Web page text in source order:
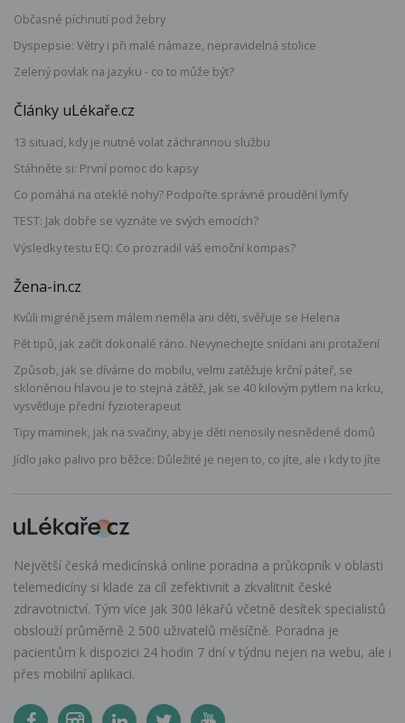
Občasné píchnutí pod žebry
Dyspepsie: Větry i při malé námaze, nepravidelná stolice
Zelený povlak na jazyku - co to může být?
Články uLékaře.cz
13 situací, kdy je nutné volat záchrannou službu
Stáhněte si: První pomoc do kapsy
Co pomáhá na oteklé nohy? Podpořte správné proudění lymfy
TEST: Jak dobře se vyznáte ve svých emocích?
Výsledky testu EQ: Co prozradil váš emoční kompas?
Žena-in.cz
Kvůli migréně jsem málem neměla ani děti, svěřuje se Helena
Pět tipů, jak začít dokonalé ráno. Nevynechejte snídani ani protažení
Způsob, jak se díváme do mobilu, velmi zatěžuje krční páteř, se
skloněnou hlavou je to stejná zátěž, jak se 40 kilovým pytlem na krku,
vysvětluje přední fyzioterapeut
Tipy maminek, jak na svačiny, aby je děti nenosily nesnědené domů
Jídlo jako palivo pro běžce: Důležité je nejen to, co jíte, ale i kdy to jíte
Největší česká medicínská online poradna a průkopník v oblasti
telemedicíny si klade za cíl zefektivnit a zkvalitnit české
zdravotnictví. Tým více jak 300 lékařů včetně desítek specialistů
obslouží průměrně 2 500 uživatelů měsíčně. Poradna je
pacientům k dispozici 24 hodin 7 dní v týdnu nejen na webu, ale i
přes mobilní aplikaci.